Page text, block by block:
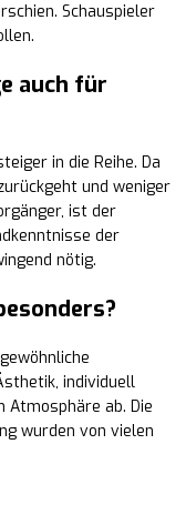
Schauspieler
auch für
in die Reihe. Da
und weniger
ist der
der
nötig.
individuell
Atmosphäre ab. Die
wurden von vielen